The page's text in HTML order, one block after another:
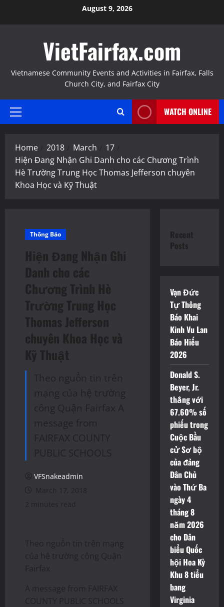
August 9, 2026
VietFairfax.com
Vietnamese Community Events and Activities in Fairfax, Falls
Church City, and Fairfax City
Primary
WATCH ONLINE
Home 2018 March
17
Hiện Đang Nhận Ghi Danh cho các Chương Trình
Hè Trường Trung Học Thomas Jefferson chuyên
Khoa Học và Kỹ Thuật
Thông Báo
Hiện Đang Nhận Ghi
Danh cho các
Chương Trình Hè
Trường Trung Học
Thomas Jefferson
chuyên Khoa Học và
Kỹ Thuật
Theo nguồn tin trên
mạng của hệ trường
công Quận Fairfax A
message from
FAIRFAX COUNTY
PUBLIC SCHOOLS
VFSnakeadmin
March 17, 2018
2 minutes read
Theo nguồn tin trên mạng
của hệ trường công Quận
Fairfax
A message from FAIRFAX
COUNTY PUBLIC SCHOOLS
Recent
Posts
Vạn Đức
Tự Thông
Báo Khai
Kinh Vu Lan
Báo Hiếu
2026
Donald S.
Beyer, Jr.
thắng với
67.60% số
phiếu trong
Cuộc Bầu
cử Sơ bộ
của đảng
Dân Chủ
vào Thứ Ba
ngày 4
tháng 8
năm 2026
cho Dân
biểu Quốc
hội Hoa Kỳ
Khu 8 tiểu
bang
Virginia